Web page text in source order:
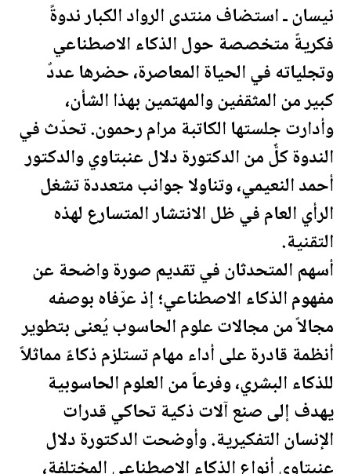
نيسان ـ استضاف منتدى الرواد الكبار ندوةً
فكريةً متخصصة حول الذكاء الاصطناعي
وتجلياته في الحياة المعاصرة، حضرها عددٌ
كبير من المثقفين والمهتمين بهذا الشأن،
وأدارت جلستها الكاتبة مرام رحمون. تحدّث في
الندوة كلٌّ من الدكتورة دلال عنبتاوي والدكتور
أحمد النعيمي، وتناولا جوانب متعددة تشغل
الرأي العام في ظل الانتشار المتسارع لهذه
التقنية.
أسهم المتحدثان في تقديم صورة واضحة عن
مفهوم الذكاء الاصطناعي؛ إذ عرّفاه بوصفه
مجالاً من مجالات علوم الحاسوب يُعنى بتطوير
أنظمة قادرة على أداء مهام تستلزم ذكاءً مماثلاً
للذكاء البشري، وفرعاً من العلوم الحاسوبية
يهدف إلى صنع آلات ذكية تحاكي قدرات
الإنسان التفكيرية. وأوضحت الدكتورة دلال